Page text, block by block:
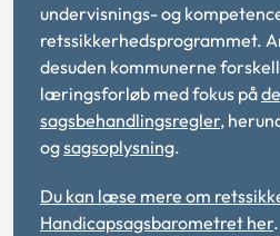
undervisnings- og
retssikkerhedsprogrammet.
desuden kommunerne
læringsforløb med fokus på
sagsbehandlingsregler,
ogsagsoplysning.
Du kan læse mere om
Handicapsagsbarometret her.